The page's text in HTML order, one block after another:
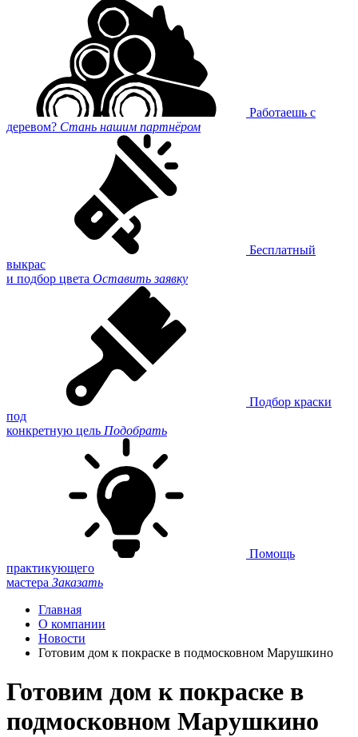
Работаешь с
деревом? Стань нашим партнёром
Бесплатный
выкрас
и подбор цвета Оставить заявку
Подбор краски
под
конкретную цель Подобрать
Помощь
практикующего
мастера Заказать
Главная
О компании
Новости
Готовим дом к покраске в подмосковном Марушкино
Готовим дом к покраске в
подмосковном Марушкино